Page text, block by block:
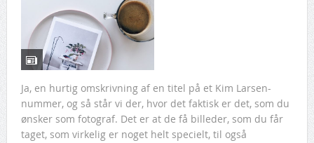
Ja, en hurtig omskrivning af en titel på et Kim Larsen-
nummer, og så står vi der, hvor det faktisk er det, som du
ønsker som fotograf. Det er at de få billeder, som du får
taget, som virkelig er noget helt specielt, til også